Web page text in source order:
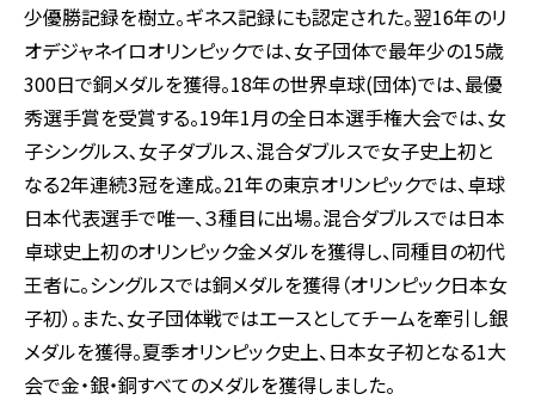
少優勝記録を樹立。ギネス記録にも認定された。翌16年のリ
オデジャネイロオリンピックでは、女子団体で最年少の15歳
300日で銅メダルを獲得。18年の世界卓球(団体)では、最優
秀選手賞を受賞する。19年1月の全日本選手権大会では､女
子シングルス､女子ダブルス、混合ダブルスで女子史上初と
なる2年連続3冠を達成。21年の東京オリンピックでは、卓球
日本代表選手で唯一、３種目に出場。混合ダブルスでは日本
卓球史上初のオリンピック金メダルを獲得し、同種目の初代
王者に。シングルスでは銅メダルを獲得（オリンピック日本女
子初）。また、女子団体戦ではエースとしてチームを牽引し銀
メダルを獲得。夏季オリンピック史上、日本女子初となる1大
会で金・銀・銅すべてのメダルを獲得しました。